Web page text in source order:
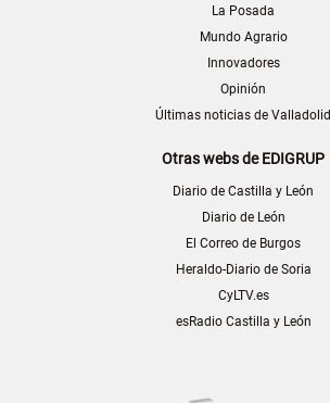
La Posada
Mundo Agrario
Innovadores
Opinión
Últimas noticias de Valladolid
Otras webs de EDIGRUP
Diario de Castilla y León
Diario de León
El Correo de Burgos
Heraldo-Diario de Soria
CyLTV.es
esRadio Castilla y León